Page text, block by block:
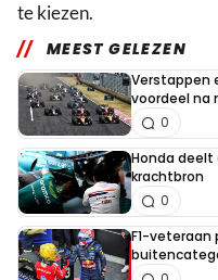
te kiezen.
MEEST GELEZEN
Verstappen
voordeel na
0
Honda
krachtbron
0
F1-